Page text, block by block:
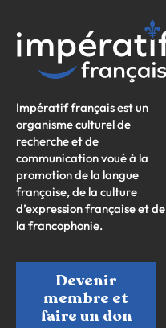
Impératif français est un
organisme culturel de
recherche et de
communication voué à la
promotion de la langue
française, de la culture
d’expression française et de
la francophonie.
Devenir
membre et
faire un don